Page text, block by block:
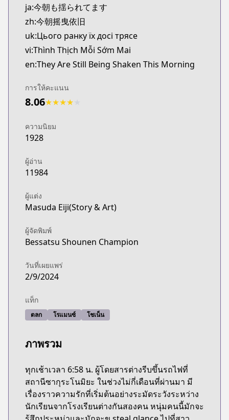
MangaUpdates
https://www.mangaupdates.com/
Book☆Walker
Book☆Walker
https://bookwalker.jp/series/479800/list
Official English
https://sevenseasentertainment.com/series/
ja:今朝も揺られてます
zh:今朝摇曳依旧
uk:Цього ранку їх досі трясе
vi:Thình Thịch Mỗi Sớm Mai
en:They Are Still Being Shaken This Morning
การให้คะแนน
8.06★★★★
ความนิยม
1928
ผู้อ่าน
11984
ผู้แต่ง
Masuda Eiji(Story & Art)
ผู้จัดพิมพ์
Bessatsu Shounen Champion
วันที่เผยแพร่
2/9/2024
แท็ก
ตลก โรแมนซ์ โชเน็น
ภาพรวม
ทุกเช้าเวลา 6:58 น. ผู้โดยสารต่างรีบขึ้นรถไฟที่
สถานีซากุระโนมิยะ ในช่วงไม่กี่เดือนที่ผ่านมา มี
เรื่องราวความรักที่เริ่มต้นอย่างระมัดระวังระหว่าง
นักเรียนจากโรงเรียนต่างกันสองคน หนุ่มคนนี้มักจะ